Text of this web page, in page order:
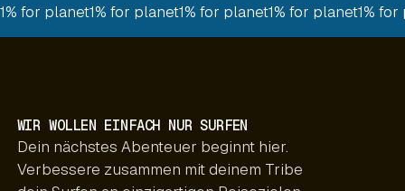
1% for planet1% for planet1% for planet1% for planet1%
WIR WOLLEN EINFACH NUR SURFEN
Dein nächstes Abenteuer beginnt hier.
Verbessere zusammen mit deinem Tribe